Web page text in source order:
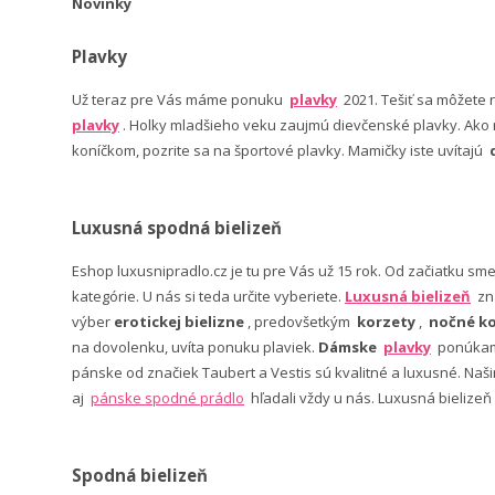
Plavky
Už teraz pre Vás máme ponuku plavky 2021. Tešiť sa
plavky . Holky mladšieho veku zaujmú dievčenské plavky.
koníčkom, pozrite sa na športové plavky. Mamičky iste uvítajú
Luxusná spodná bielizeň
Eshop luxusnipradlo.cz je tu pre Vás už 15 rok. Od začiatku
kategórie. U nás si teda určite vyberiete. Luxusná bielizeň
výber erotickej bielizne , predovšetkým korzety , nočné
na dovolenku, uvíta ponuku plaviek. Dámske plavky
pánske od značiek Taubert a Vestis sú kvalitné a luxusné.
aj pánske spodné prádlo hľadali vždy u nás. Luxusná
Spodná bielizeň